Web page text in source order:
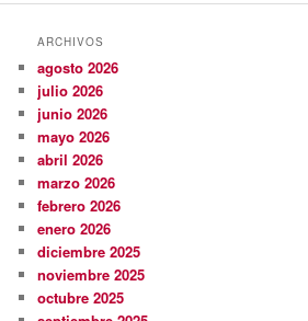
ARCHIVOS
agosto 2026
julio 2026
junio 2026
mayo 2026
abril 2026
marzo 2026
febrero 2026
enero 2026
diciembre 2025
noviembre 2025
octubre 2025